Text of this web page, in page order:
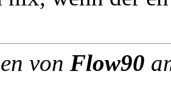
von Flow90